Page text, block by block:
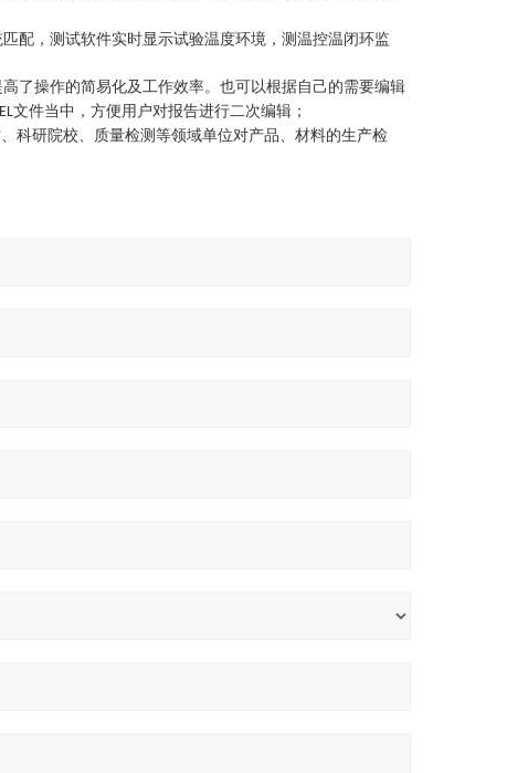
配，测试软件实时显示试验温度环境，测温控温闭环监
了操作的简易化及工作效率。也可以根据自己的需要编辑
文件当中，方便用户对报告进行二次编辑；
科研院校、质量检测等领域单位对产品、材料的生产检